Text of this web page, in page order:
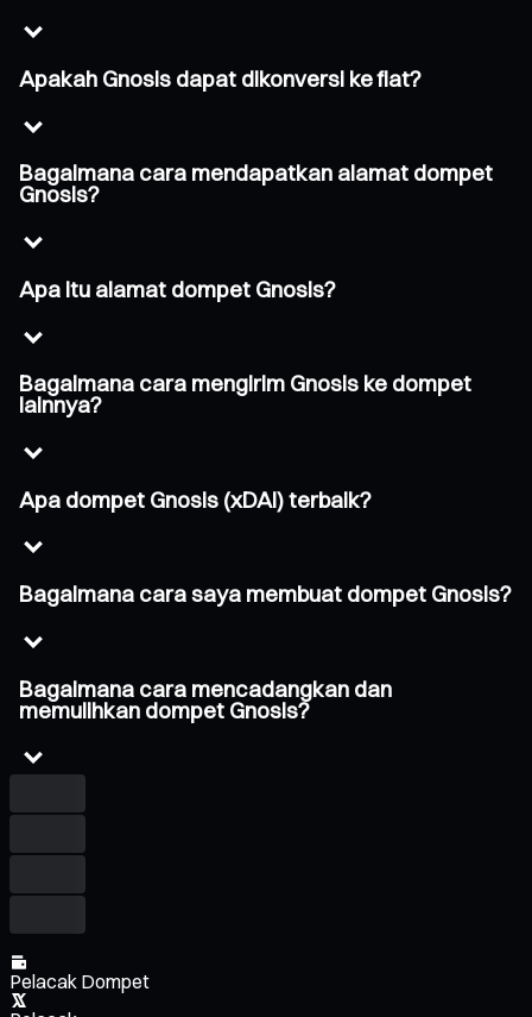
Apakah Gnosis dapat dikonversi ke fiat?
Bagaimana cara mendapatkan alamat dompet
Gnosis?
Apa itu alamat dompet Gnosis?
Bagaimana cara mengirim Gnosis ke dompet
lainnya?
Apa dompet Gnosis (xDAI) terbaik?
Bagaimana cara saya membuat dompet Gnosis?
Bagaimana cara mencadangkan dan
memulihkan dompet Gnosis?
Pelacak Dompet